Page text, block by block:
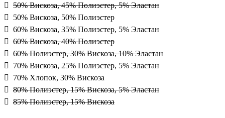
50% Вискоза, 45% Полиэстер, 5% Эластан
50% Вискоза, 50% Полиэстер
60% Вискоза, 35% Полиэстер, 5% Эластан
60% Вискоза, 40% Полиэстер
60% Полиэстер, 30% Вискоза, 10% Эластан
70% Вискоза, 25% Полиэстер, 5% Эластан
70% Хлопок, 30% Вискоза
80% Полиэстер, 15% Вискоза, 5% Эластан
85% Полиэстер, 15% Вискоза